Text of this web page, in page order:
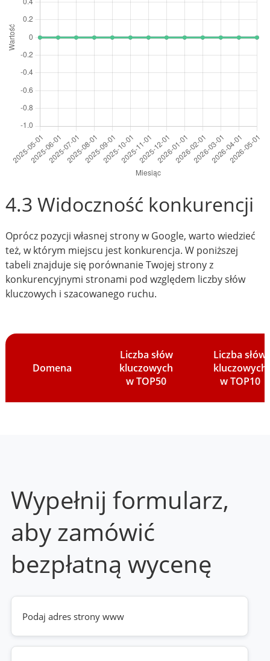
4.3 Widoczność konkurencji
Oprócz pozycji własnej strony w Google, warto wiedzieć
też, w którym miejscu jest konkurencja. W poniższej
tabeli znajduje się porównanie Twojej strony z
konkurencyjnymi stronami pod względem liczby słów
kluczowych i szacowanego ruchu.
Domena
Liczba słów
kluczowych
w TOP50
Liczba słów
kluczowych
w TOP10
Wypełnij formularz,
aby zamówić
bezpłatną wycenę
Twoja
strona
www
(wymagane)
Telefon